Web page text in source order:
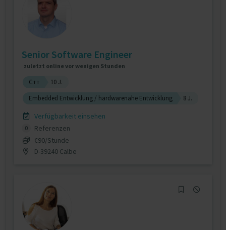
Senior Software Engineer
zuletzt online vor wenigen Stunden
C++
10 J.
Embedded Entwicklung / hardwarenahe Entwicklung
8 J.
Verfügbarkeit einsehen
0
Referenzen
€90/Stunde
D-39240 Calbe